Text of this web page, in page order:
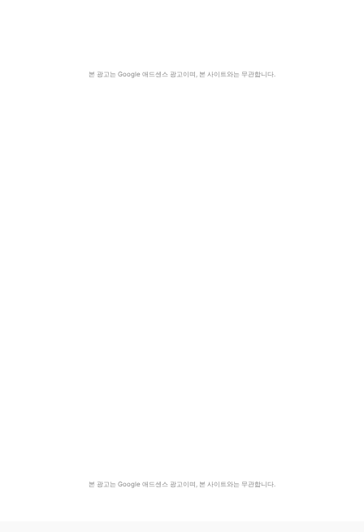
본 광고는 Google 애드센스 광고이며, 본 사이트와는 무관합니다.
본 광고는 Google 애드센스 광고이며, 본 사이트와는 무관합니다.